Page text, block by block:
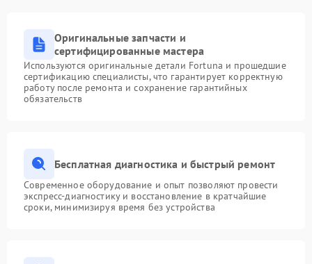
Оригинальные запчасти и
сертифицированные мастера
Используются оригинальные детали Fortuna и прошедшие
сертификацию специалисты, что гарантирует корректную
работу после ремонта и сохранение гарантийных
обязательств
Бесплатная диагностика и быстрый ремонт
Современное оборудование и опыт позволяют провести
экспресс-диагностику и восстановление в кратчайшие
сроки, минимизируя время без устройства